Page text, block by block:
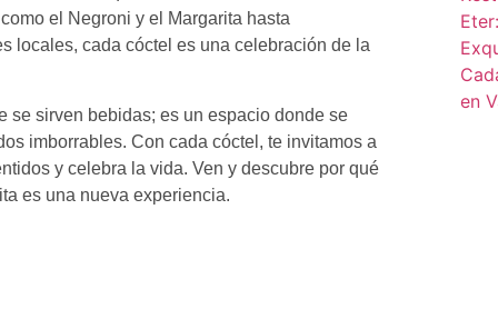
el Negroni y el Margarita hasta
locales, cada cóctel es una celebración de la
se sirven bebidas; es un espacio donde se
imborrables. Con cada cóctel, te invitamos a
y celebra la vida. Ven y descubre por qué
es una nueva experiencia.